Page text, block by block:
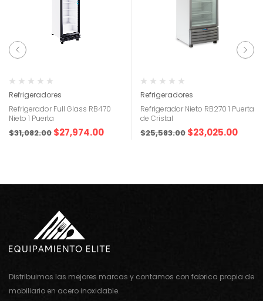
Refrigeradores
Refrigerador Full Glass RB470
Nieto 1 Puerta
$31,082.00 $27,974.00
Refrigeradores
Refrigerador Nieto RB270 1 Puerta
de Cristal
$25,583.00 $23,025.00
Distribuimos las mejores marcas y contamos con fabrica propia de
mobiliario en acero inoxidable.